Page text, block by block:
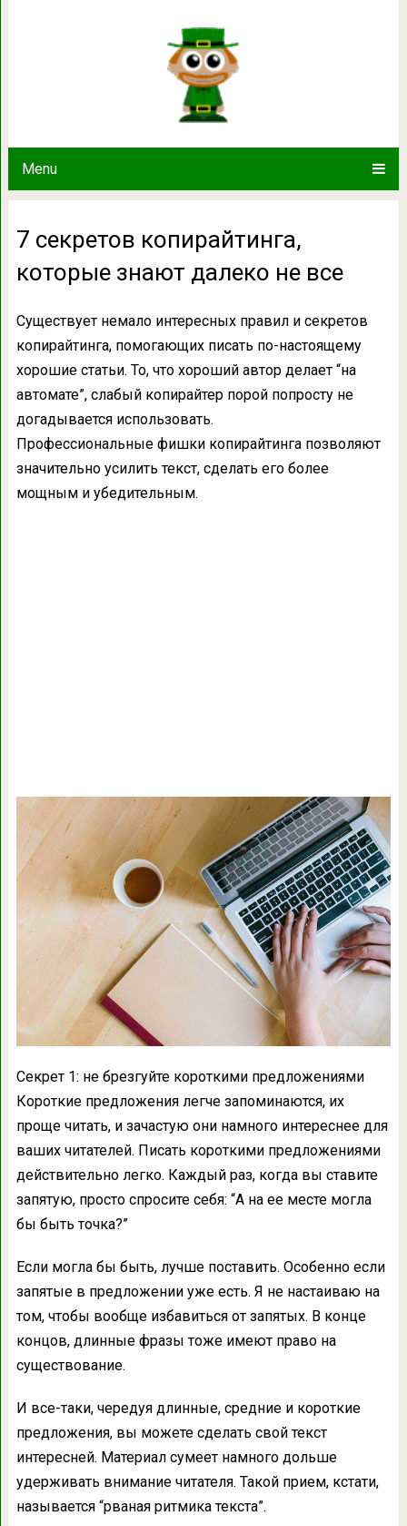
Menu
7 секретов копирайтинга,
7 секретов копирайтинга,
которые знают далеко не все
Существует немало интересных правил и секретов
копирайтинга, помогающих писать по-настоящему
хорошие статьи. То, что хороший автор делает “на
автомате”, слабый копирайтер порой попросту не
догадывается использовать.
Профессиональные фишки копирайтинга позволяют
значительно усилить текст, сделать его более
мощным и убедительным.
Секрет 1: не брезгуйте короткими предложениями
Короткие предложения легче запоминаются, их
проще читать, и зачастую они намного интереснее для
ваших читателей. Писать короткими предложениями
действительно легко. Каждый раз, когда вы ставите
запятую, просто спросите себя: “А на ее месте могла
бы быть точка?”
Если могла бы быть, лучше поставить. Особенно если
запятые в предложении уже есть. Я не настаиваю на
том, чтобы вообще избавиться от запятых. В конце
концов, длинные фразы тоже имеют право на
существование.
И все-таки, чередуя длинные, средние и короткие
предложения, вы можете сделать свой текст
интересней. Материал сумеет намного дольше
удерживать внимание читателя. Такой прием, кстати,
называется “рваная ритмика текста”.